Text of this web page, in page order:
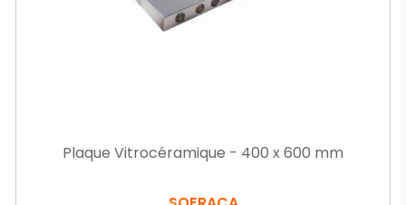
Plaque Vitrocéramique - 400 x 600 mm